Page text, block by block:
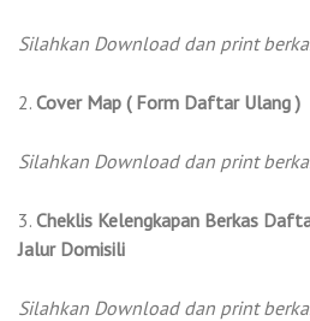
Silahkan Download dan print
2. Cover Map ( Form Daftar Ulang )
Silahkan Download dan print
3. Cheklis Kelengkapan Berkas
Jalur Domisili
Silahkan Download dan print